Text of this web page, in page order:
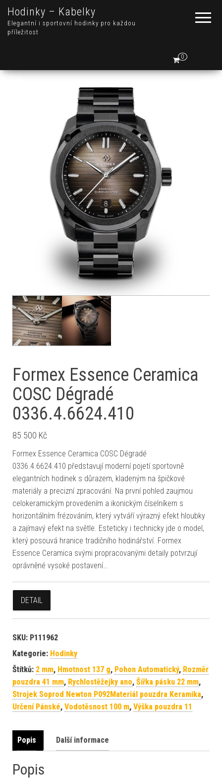
Hodinky – Kabelky
Elegantní i sportovní hodinky pro každou
příležitost
0
Formex Essence Ceramica
COSC Dégradé
0336.4.6624.410
85 500 Kč
Formex Essence Ceramica COSC Dégradé
0336.4.6624.410 představují moderní pojetí sportovně
elegantních hodinek s důrazem, kladeným na špičkové
materiály a precizní zpracování. Na první pohled zaujmou
celokeramickým provedením a ikonickým číselníkem s
horizontálním frézováním, který vytváří výrazný efekt hloubky
a zajímavý efekt na světle. Esteticky i technicky jde o model,
který posouvá hranice tradičního hodinářství. Formex
Essence Ceramica svými propracovanými detaily potvrzují
oprávněné vysoké postavení…
DETAIL
SKU: P111962
Kategorie: Hodinky
Štítků: 2 mm, Hmotnost 137 g, Pohon Automatický, Rozměr
pouzdra 41 mm, Rychlostěžejky ano, Šířka pásku 22 mm,
Strojek Soprod Newton P092Materiál pouzdra Keramika,
Určení Pánské, Vodotěsnost 100 m, Výška pouzdra 11
Popis Další informace
Popis